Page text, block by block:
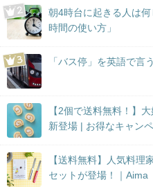
朝4時台に起きる人は
時間の使い方」
「バス停」を英語で言
【2個で送料無料！】
新登場 | お得なキャン
【送料無料】人気料理
セットが登場！｜Aima